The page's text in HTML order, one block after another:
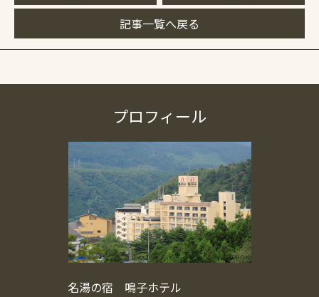
記事一覧へ戻る
プロフィール
名湯の宿 鳴子ホテル